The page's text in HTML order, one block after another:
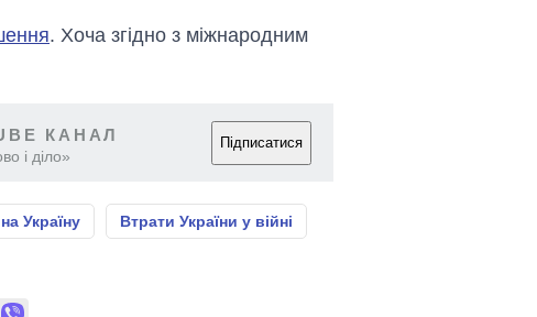
. Хоча згідно з міжнародним
КАНАЛ
і діло»
Підписатися
Україну Втрати України у війні